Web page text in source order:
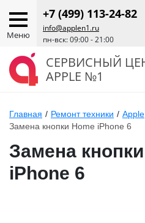
Меню
+7 (499) 113-24-82
info@applen1.ru
пн-вск: 09:00 - 21:00
СЕРВИСНЫЙ
APPLE №1
Главная / Ремонт техники / Apple
Замена кнопки Home iPhone 6
Замена
iPhone 6